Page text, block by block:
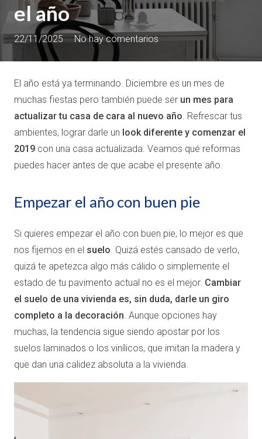
el año
22/11/2025 No hay comentarios
El año está ya terminando. Diciembre es un mes de
muchas fiestas pero también puede ser un mes para
actualizar tu casa de cara al nuevo año. Refrescar tus
ambientes, lograr darle un look diferente y comenzar el
2019 con una casa actualizada. Veamos qué reformas
puedes hacer antes de que acabe el presente año.
Empezar el año con buen pie
Si quieres empezar el año con buen pie, lo mejor es que
nos fijemos en el suelo. Quizá estés cansado de verlo,
quizá te apetezca algo más cálido o simplemente el
estado de tu pavimento actual no es el mejor. Cambiar
el suelo de una vivienda es, sin duda, darle un giro
completo a la decoración. Aunque opciones hay
muchas, la tendencia sigue siendo apostar por los
suelos laminados o los vinílicos, que imitan la madera y
que dan una calidez absoluta a la vivienda.